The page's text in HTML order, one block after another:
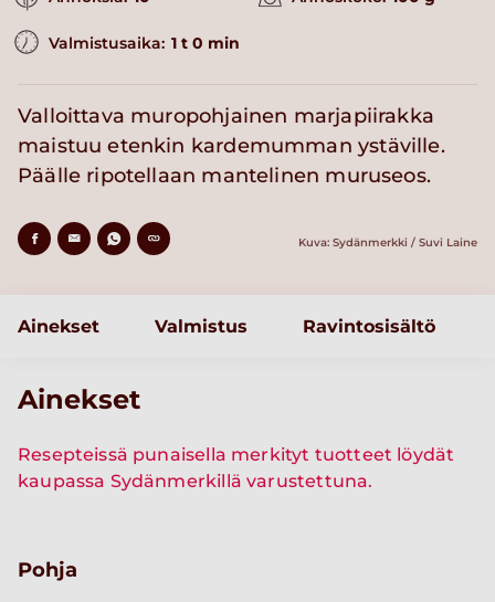
Valmistusaika: 1 t 0 min
Valloittava muropohjainen marjapiirakka
maistuu etenkin kardemumman ystäville.
Päälle ripotellaan mantelinen muruseos.
Kuva: Sydänmerkki / Suvi Laine
Ainekset Valmistus Ravintosisältö
Ainekset
Resepteissä punaisella merkityt tuotteet löydät
kaupassa Sydänmerkillä varustettuna.
Pohja